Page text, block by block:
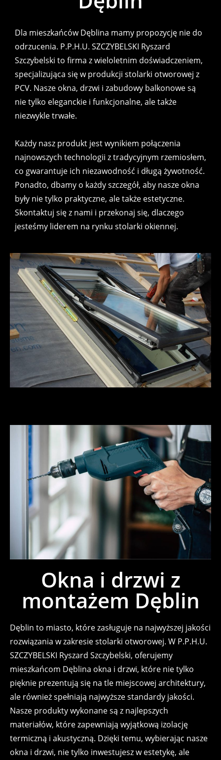
Dla mieszkańców Dęblina mamy propozycję nie do
odrzucenia. P.P.H.U. SZCZYBELSKI Ryszard
Szczybelski to firma z wieloletnim doświadczeniem,
specjalizująca się w produkcji stolarki otworowej z
PCV. Nasze okna, drzwi i zabudowy balkonowe są
nie tylko eleganckie i funkcjonalne, ale także
niezwykle trwałe.
Każdy nasz produkt jest wynikiem połączenia
najnowszych technologii z tradycyjnym rzemiosłem,
co gwarantuje ich niezawodność i długą żywotność.
Ponadto, dbamy o każdy szczegół, aby nasze okna
były nie tylko praktyczne, ale także estetyczne.
Skontaktuj się z nami i przekonaj się, dlaczego
jesteśmy liderem na rynku stolarki okiennej.
Okna i drzwi z
montażem Dęblin
Dęblin to miasto, które zasługuje na najwyższej jakości
rozwiązania w zakresie stolarki otworowej. W P.P.H.U.
SZCZYBELSKI Ryszard Szczybelski, oferujemy
mieszkańcom Dęblina okna i drzwi, które nie tylko
pięknie prezentują się na tle miejscowej architektury,
ale również spełniają najwyższe standardy jakości.
Nasze produkty wykonane są z najlepszych
materiałów, które zapewniają wyjątkową izolację
termiczną i akustyczną. Dzięki temu, wybierając nasze
okna i drzwi, nie tylko inwestujesz w estetykę, ale